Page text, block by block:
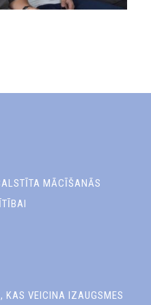
MĀCĪŠANĀS
KAS VEICINA IZAUGSMES